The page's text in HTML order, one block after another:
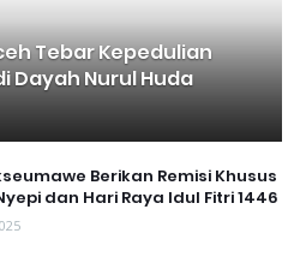
Tebar Kepedulian
Dayah Nurul Huda
Berikan Remisi Khusus
dan Hari Raya Idul Fitri 1446